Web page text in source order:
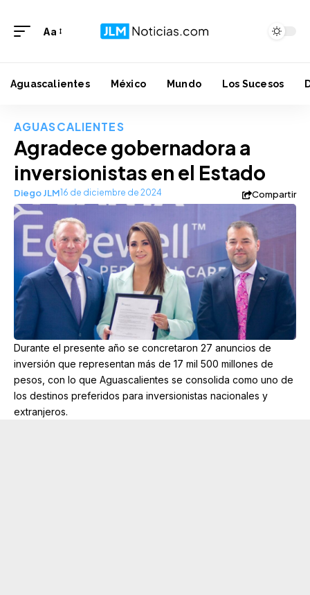
Aa
Aguascalientes México Mundo Los Sucesos
AGUASCALIENTES
Agradece gobernadora a
inversionistas en el Estado
Diego JLM16 de diciembre de 2024 Compartir
Durante el presente año se concretaron 27 anuncios de
inversión que representan más de 17 mil 500 millones de
pesos, con lo que Aguascalientes se consolida como uno de
los destinos preferidos para inversionistas nacionales y
extranjeros.